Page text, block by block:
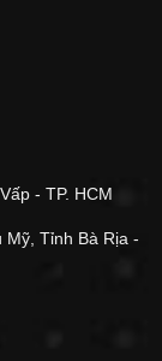
- TP. HCM
Tỉnh Bà Rịa -